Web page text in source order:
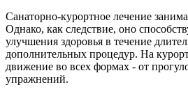
Санаторно-курортное лечение
Однако, как следствие, оно
улучшения здоровья в течение
дополнительных процедур. На
движение во всех формах - от
упражнений.